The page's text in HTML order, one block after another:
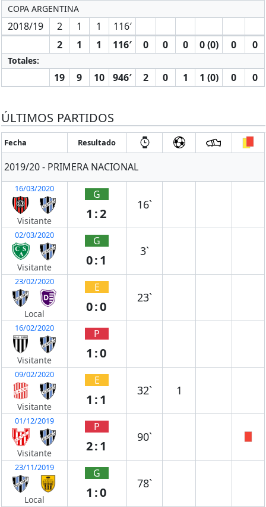
COPA ARGENTINA
2018/19 2 1 1
116′
2
1 1 116′ 0 0 0 0 (0) 0 0
Totales:
19 9 10 946′ 2 0 1 1 (0) 0 0
ÚLTIMOS PARTIDOS
Fecha Resultado
2019/20 - PRIMERA NACIONAL
16/03/2020
Visitante
G
1:2
16`
02/03/2020
Visitante
G
0:1
3`
23/02/2020
Local
E
0:0
23`
16/02/2020
Visitante
P
1:0
09/02/2020
Visitante
E
1:1
32` 1
01/12/2019
Visitante
P
2:1
90`
23/11/2019
Local
G
1:0
78`